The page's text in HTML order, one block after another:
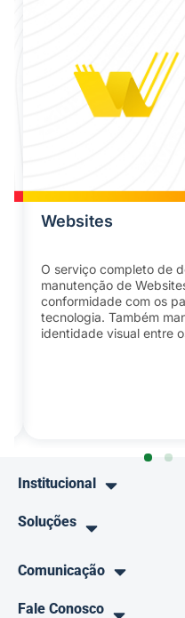
Websites
O serviço completo de
manutenção de
conformidade com os
tecnologia. Também
identidade visual entre
Institucional
Soluções
Comunicação
Fale Conosco